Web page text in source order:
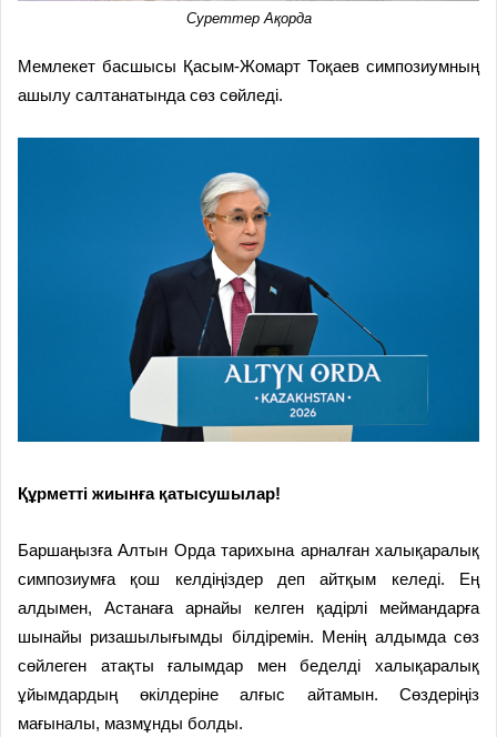
Суреттер Ақорда
Мемлекет басшысы Қасым-Жомарт Тоқаев симпозиумның
ашылу салтанатында сөз сөйледі.
Құрметті жиынға қатысушылар!
Баршаңызға Алтын Орда тарихына арналған халықаралық
симпозиумға қош келдіңіздер деп айтқым келеді. Ең
алдымен, Астанаға арнайы келген қадірлі меймандарға
шынайы ризашылығымды білдіремін. Менің алдымда сөз
сөйлеген атақты ғалымдар мен беделді халықаралық
ұйымдардың өкілдеріне алғыс айтамын. Сөздеріңіз
мағыналы, мазмұнды болды.